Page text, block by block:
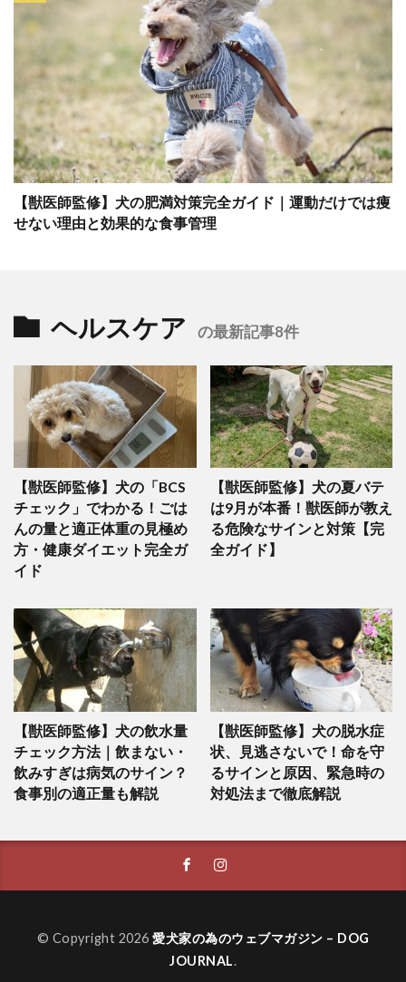
【獣医師監修】犬の肥満対策完全ガイド｜運動だけでは痩
せない理由と効果的な食事管理
ヘルスケア の最新記事8件
【獣医師監修】犬の「BCS
チェック」でわかる！ごは
んの量と適正体重の見極め
方・健康ダイエット完全ガ
イド
【獣医師監修】犬の夏バテ
は9月が本番！獣医師が教え
る危険なサインと対策【完
全ガイド】
【獣医師監修】犬の飲水量
チェック方法｜飲まない・
飲みすぎは病気のサイン？
食事別の適正量も解説
【獣医師監修】犬の脱水症
状、見逃さないで！命を守
るサインと原因、緊急時の
対処法まで徹底解説
© Copyright 2026 愛犬家の為のウェブマガジン – DOG
JOURNAL.